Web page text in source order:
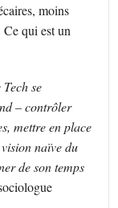
moins
qui est un
se
– contrôler
mettre en place
naïve du
de son temps